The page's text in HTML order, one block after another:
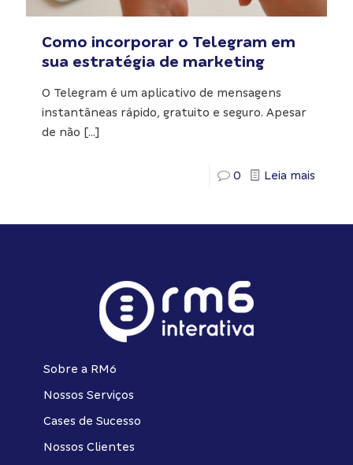
Como incorporar o Telegram em
sua estratégia de marketing
O Telegram é um aplicativo de mensagens
instantâneas rápido, gratuito e seguro. Apesar
de não […]
0 Leia mais
Sobre a RM6
Nossos Serviços
Cases de Sucesso
Nossos Clientes